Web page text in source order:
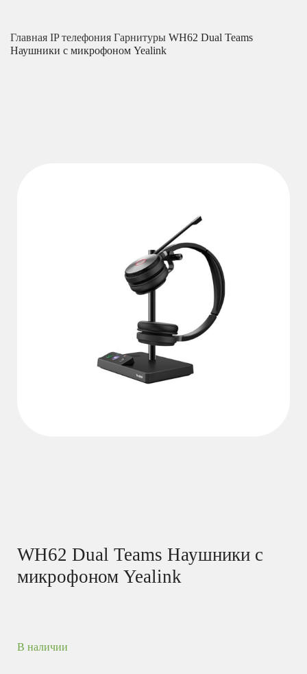
Главная IP телефония Гарнитуры WH62 Dual Teams
Наушники с микрофоном Yealink
WH62 Dual Teams Наушники с
микрофоном Yealink
В наличии